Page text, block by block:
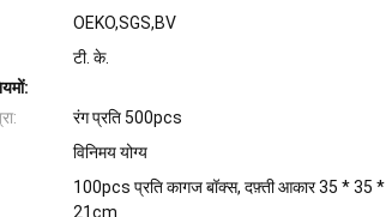
OEKO,SGS,BV
टी. के.
रंग प्रति 500pcs
विनिमय योग्य
100pcs प्रति कागज बॉक्स, दफ़्ती आकार 35 * 35 *
21cm